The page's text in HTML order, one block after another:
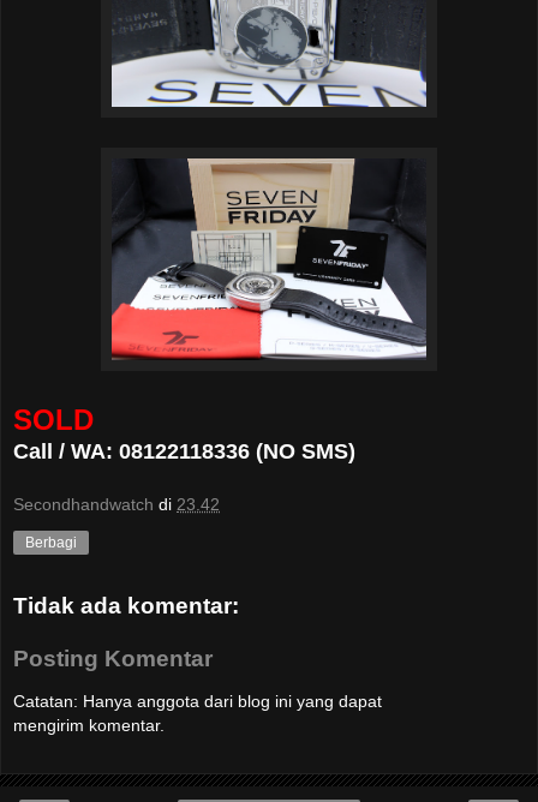
SOLD
Call / WA: 08122118336 (NO SMS)
Secondhandwatch di 23.42
Berbagi
Tidak ada komentar:
Posting Komentar
Catatan: Hanya anggota dari blog ini yang dapat
mengirim komentar.